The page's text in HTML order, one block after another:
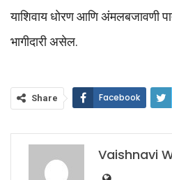
याशिवाय धोरण आणि अंमलबजावणी
भागीदारी असेल.
Share Facebook
Vaishnavi